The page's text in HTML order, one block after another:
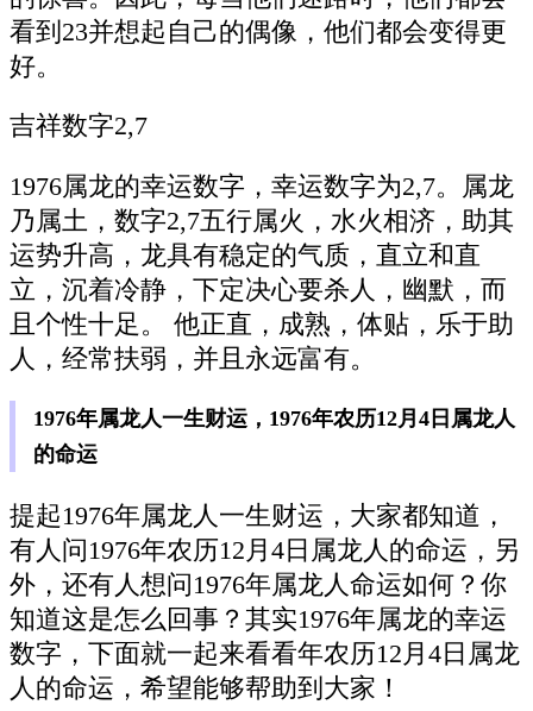
看到23并想起自己的偶像，他们都会变得更
好。
吉祥数字2,7
1976属龙的幸运数字，幸运数字为2,7。属龙
乃属土，数字2,7五行属火，水火相济，助其
运势升高，龙具有稳定的气质，直立和直
立，沉着冷静，下定决心要杀人，幽默，而
且个性十足。 他正直，成熟，体贴，乐于助
人，经常扶弱，并且永远富有。
1976年属龙人一生财运，1976年农历12月4日属龙人
的命运
提起1976年属龙人一生财运，大家都知道，
有人问1976年农历12月4日属龙人的命运，另
外，还有人想问1976年属龙人命运如何？你
知道这是怎么回事？其实1976年属龙的幸运
数字，下面就一起来看看年农历12月4日属龙
人的命运，希望能够帮助到大家！